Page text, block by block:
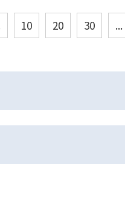
10 20 30 ...